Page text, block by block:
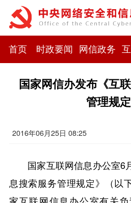
首页 时政要闻 网信政务
国家网信办发布《互
管理规定
2016年06月25日 08:25
国家互联网信息办公室6
息搜索服务管理规定》（以